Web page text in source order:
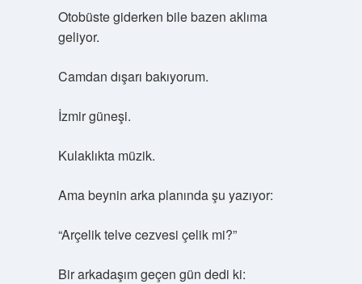
Otobüste giderken bile bazen aklıma
geliyor.
Camdan dışarı bakıyorum.
İzmir güneşi.
Kulaklıkta müzik.
Ama beynin arka planında şu yazıyor:
“Arçelik telve cezvesi çelik mi?”
Bir arkadaşım geçen gün dedi ki: